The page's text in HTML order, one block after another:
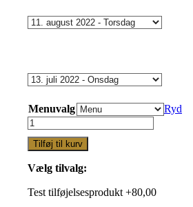
Menuvalg
Ryd
Winemakers
med
Champagne
Rossini
torsdag
Tilføj til kurv
Vælg tilvalg:
Test tilføjelsesprodukt +80,00